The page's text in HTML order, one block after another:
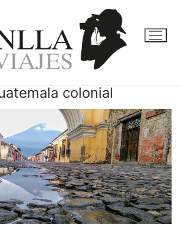
colonial